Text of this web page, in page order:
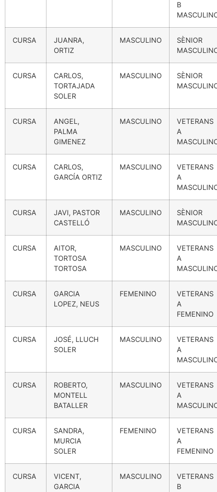
B
CURSA
JUANRA,
ORTIZ
MASCULINO
SÈNIOR
CURSA
CARLOS,
TORTAJADA
SOLER
MASCULINO
SÈNIOR
CURSA
ANGEL,
PALMA
GIMENEZ
MASCULINO
VETERANS
A
CURSA
CARLOS,
GARCÍA ORTIZ
MASCULINO
VETERANS
A
CURSA
JAVI, PASTOR
CASTELLÓ
MASCULINO
SÈNIOR
CURSA
AITOR,
TORTOSA
TORTOSA
MASCULINO
VETERANS
A
CURSA
GARCIA
LOPEZ, NEUS
FEMENINO
VETERANS
A
FEMENINO
CURSA
JOSÉ, LLUCH
SOLER
MASCULINO
VETERANS
A
CURSA
ROBERTO,
MONTELL
BATALLER
MASCULINO
VETERANS
A
CURSA
SANDRA,
MURCIA
SOLER
FEMENINO
VETERANS
A
FEMENINO
CURSA
VICENT,
GARCIA
MASCULINO
VETERANS
B